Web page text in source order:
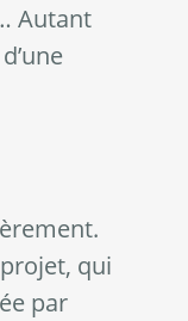
Autant
qui
par